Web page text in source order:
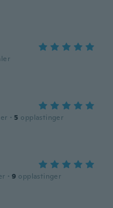
· 5 opplastinger
· 9 opplastinger